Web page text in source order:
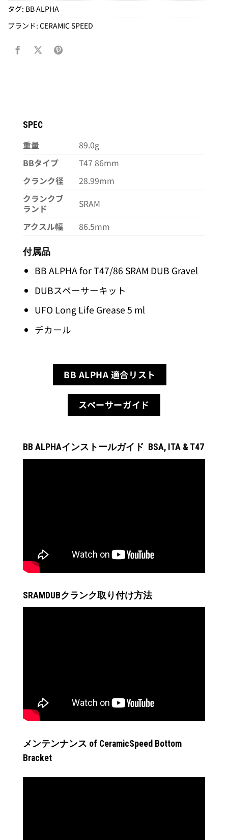
タグ: BB ALPHA
ブランド: CERAMIC SPEED
SPEC
重量
89.0g
BBタイプ
T47 86mm
クランク径
28.99mm
クランクブ
ランド
SRAM
アクスル幅
86.5mm
付属品
BB ALPHA for T47/86 SRAM DUB Gravel
DUBスペーサーキット
UFO Long Life Grease 5 ml
デカール
BB ALPHA 適合リスト
スペーサーガイド
BB ALPHAインストールガイド BSA, ITA & T47
SRAMDUBクランク取り付け方法
メンテンナンス of CeramicSpeed Bottom
Bracket